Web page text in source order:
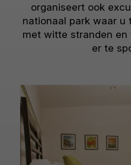
organiseert ook
nationaal park waar u
met witte stranden en
er te